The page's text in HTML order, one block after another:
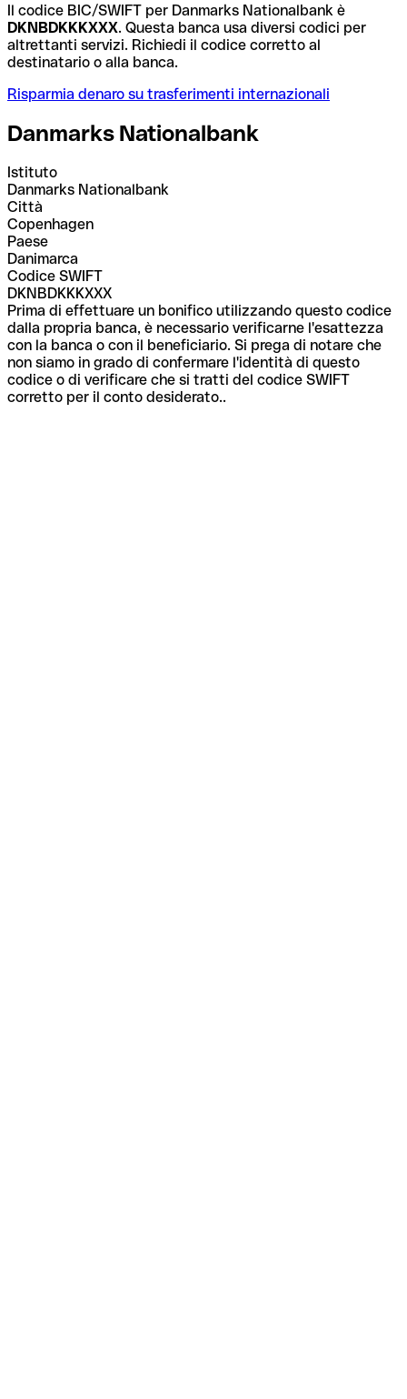
Il codice BIC/SWIFT per Danmarks Nationalbank è
DKNBDKKKXXX. Questa banca usa diversi codici per
altrettanti servizi. Richiedi il codice corretto al
destinatario o alla banca.
Risparmia denaro su trasferimenti internazionali
Danmarks Nationalbank
Istituto
Danmarks Nationalbank
Città
Copenhagen
Paese
Danimarca
Codice SWIFT
DKNBDKKKXXX
Prima di effettuare un bonifico utilizzando questo codice
dalla propria banca, è necessario verificarne l'esattezza
con la banca o con il beneficiario. Si prega di notare che
non siamo in grado di confermare l'identità di questo
codice o di verificare che si tratti del codice SWIFT
corretto per il conto desiderato..